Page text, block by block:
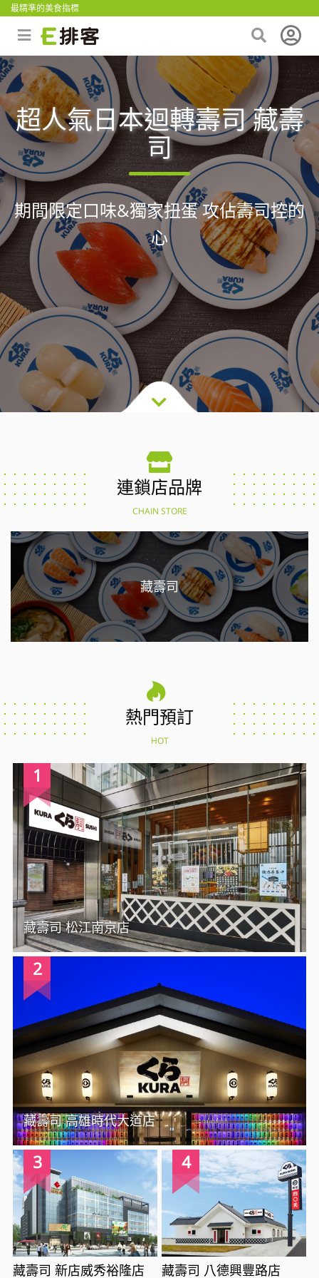
最精準的美食指標
超人氣日本迴轉壽司 藏壽
司
期間限定口味&獨家扭蛋 攻佔壽司控的
心
連鎖店品牌
CHAIN STORE
藏壽司
熱門預訂
HOT
1
藏壽司 松江南京店
2
藏壽司 高雄時代大道店
3
藏壽司 新店威秀裕隆店
4
藏壽司 八德興豐路店